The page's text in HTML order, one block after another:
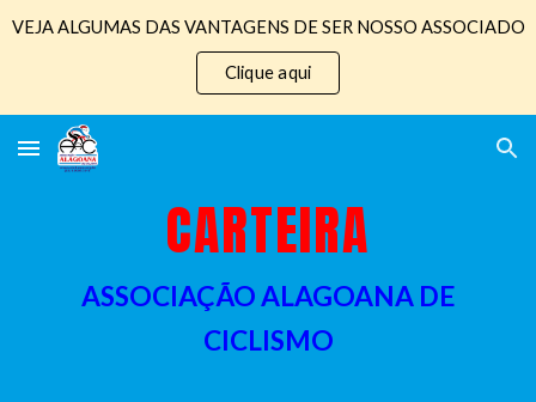
VEJA ALGUMAS DAS VANTAGENS DE SER NOSSO ASSOCIADO
Clique aqui
CARTEIRA
ASSOCIAÇÃO ALAGOANA DE
CICLISMO